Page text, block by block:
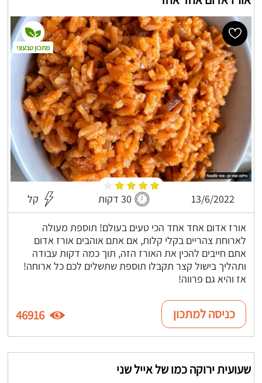
13/6/2022 30 דקות קל
אורז אדום אחד אחד הכי טעים בעולם! תוספת מעולה
לארוחת צהריים בקלי קלות, אם אתם אוהבים אורז אדום
אתם חייבים להכין את האורז הזה, תוך כמה דקות עבודה
ותהליך בישול קצר תקבלו תוספת שתשלים לכם כל ארוחה!
אז והיא גם פרווה!
מתכון טבעוני
כניסה למתכון 46916
שעועית ירוקה כמו של אייל שני